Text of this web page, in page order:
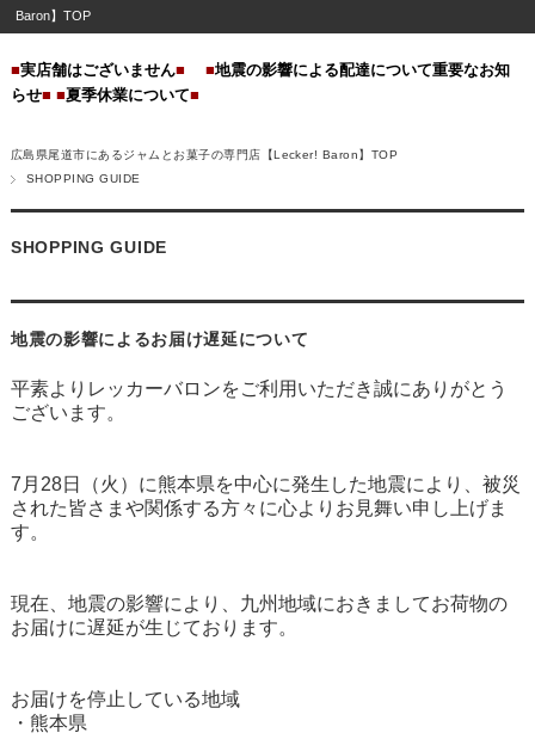
Baron】TOP
■実店舗はございません■ ■地震の影響による配達について重要なお知
らせ■ ■夏季休業について■
広島県尾道市にあるジャムとお菓子の専門店【Lecker! Baron】TOP
SHOPPING GUIDE
SHOPPING GUIDE
地震の影響によるお届け遅延について
平素よりレッカーバロンをご利用いただき誠にありがとう
ございます。
7月28日（火）に熊本県を中心に発生した地震により、被災
された皆さまや関係する方々に心よりお見舞い申し上げま
す。
現在、地震の影響により、九州地域におきましてお荷物の
お届けに遅延が生じております。
お届けを停止している地域
・熊本県